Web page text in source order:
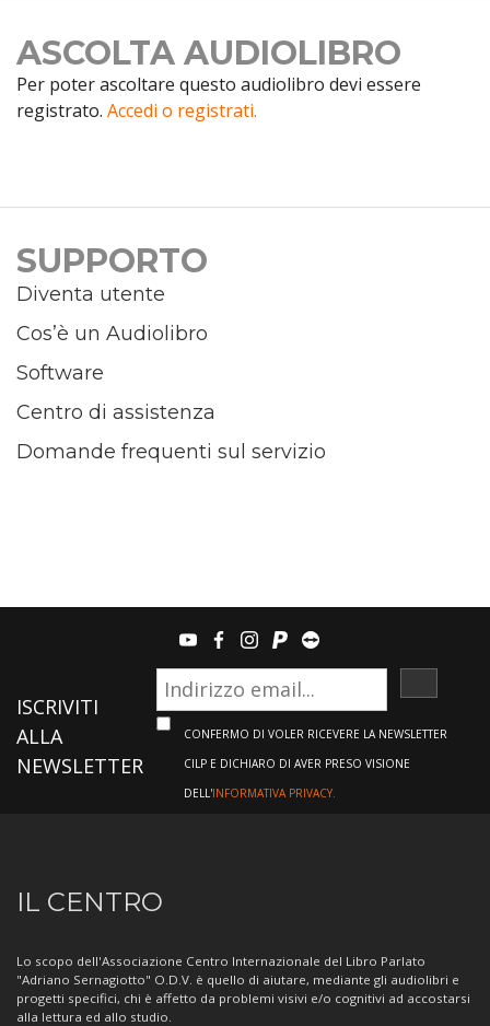
ASCOLTA AUDIOLIBRO
Per poter ascoltare questo audiolibro devi essere
registrato. Accedi o registrati.
SUPPORTO
Diventa utente
Cos’è un Audiolibro
Software
Centro di assistenza
Domande frequenti sul servizio
youtubefacebook
instagram
paypalteamviewer
ISCRIVITI
ALLA
NEWSLETTER
CONFERMO DI VOLER RICEVERE LA NEWSLETTER
CILP E DICHIARO DI AVER PRESO VISIONE
DELL'INFORMATIVA PRIVACY.
Informazioni
sul
Centro
IL CENTRO
Lo scopo dell'Associazione Centro Internazionale del Libro Parlato
"Adriano Sernagiotto" O.D.V. è quello di aiutare, mediante gli audiolibri e
progetti specifici, chi è affetto da problemi visivi e/o cognitivi ad accostarsi
alla lettura ed allo studio.